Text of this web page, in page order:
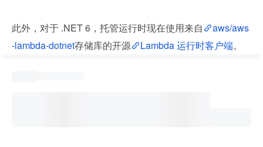
此外，对于 .NET 6，托管运行时现在使用来自
aws/aws
-lambda-dotnet存储库的开源 Lambda 运行时客户端。